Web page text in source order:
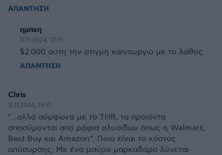
ΑΠΑΝΤΗΣΗ
ημπεη
11.11.2024, 17:19
$2.000 αυτη την στιγμη καινουργιο με το λαθος
ΑΠΑΝΤΗΣΗ
Chris
11.11.2024, 16:11
"...αλλά σύμφωνα με το THR, τα προϊόντα
αποσύρονται από ράφια αλυσίδων όπως η Walmart,
Best Buy και Amazon". Ποιο είναι το κόστος
απόσυρσης; Με ένα μαύρο μαρκαδόρο λύνεται